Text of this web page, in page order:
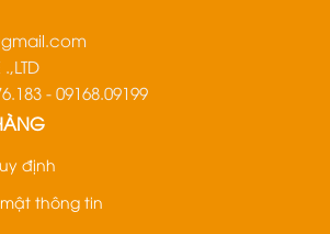
- 09168.09199
định
thông tin